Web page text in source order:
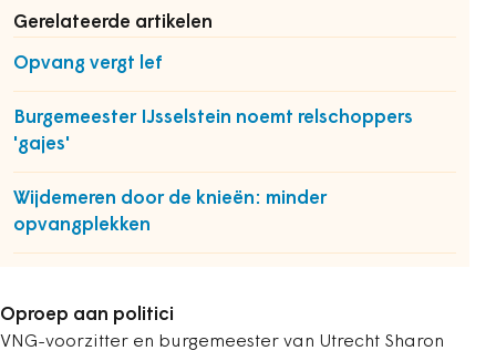
Gerelateerde artikelen
Opvang vergt lef
Burgemeester IJsselstein noemt relschoppers
'gajes'
Wijdemeren door de knieën: minder
opvangplekken
Oproep aan politici
VNG-voorzitter en burgemeester van Utrecht Sharon